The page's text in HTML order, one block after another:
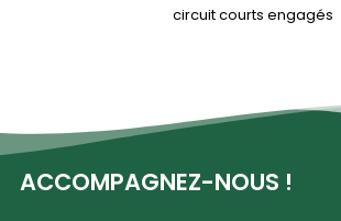
circuit courts engagés
ACCOMPAGNEZ-NOUS !